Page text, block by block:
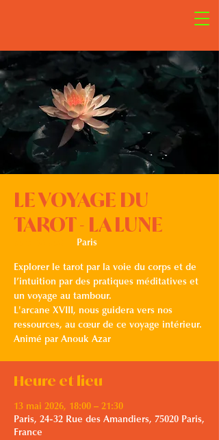
LE VOYAGE DU
TAROT - LA LUNE
Paris
Explorer le tarot par la voie du corps et de
l’intuition par des pratiques méditatives et
un voyage au tambour.
L'arcane XVIII, nous guidera vers nos
ressources, au cœur de ce voyage intérieur.
Animé par Anouk Azar
Heure et lieu
13 mai 2026, 18:00 – 21:30
Paris, 24-32 Rue des Amandiers, 75020 Paris,
France